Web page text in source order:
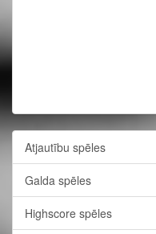
Atjautību spēles
Galda spēles
Highscore spēles